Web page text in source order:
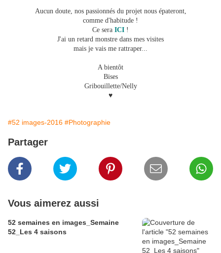
Aucun doute, nos passionnés du projet nous épateront,
comme d'habitude !
Ce sera ICI !
J'ai un retard monstre dans mes visites
mais je vais me rattraper...
A bientôt
Bises
Gribouillette/Nelly
♥
#52 images-2016 #Photographie
Partager
Vous aimerez aussi
52 semaines en images_Semaine
52_Les 4 saisons